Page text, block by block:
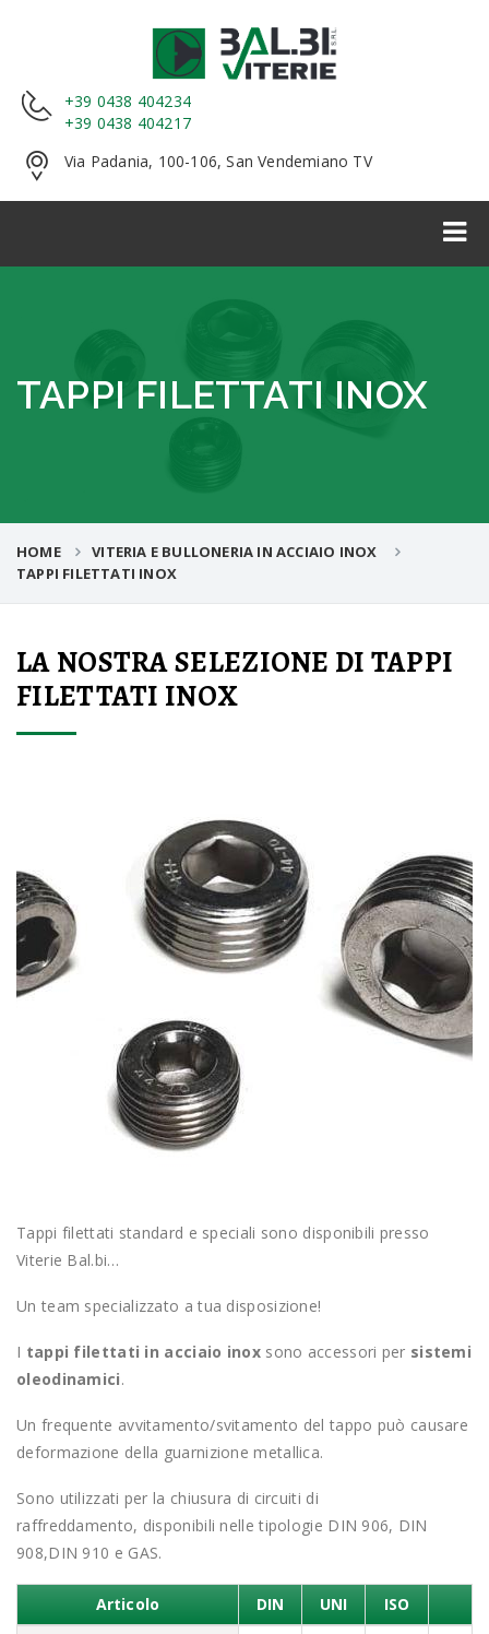
+39 0438 404234
+39 0438 404217
Via Padania, 100-106, San Vendemiano TV
TAPPI FILETTATI INOX
HOME
VITERIA E BULLONERIA IN ACCIAIO INOX
TAPPI FILETTATI INOX
LA NOSTRA SELEZIONE DI TAPPI
FILETTATI INOX
Tappi filettati standard e speciali sono disponibili presso
Viterie Bal.bi…
Un team specializzato a tua disposizione!
I tappi filettati in acciaio inoxsono accessori per sistemi
oleodinamici.
Un frequente avvitamento/svitamento del tappo può causare
deformazione della guarnizione metallica.
Sono utilizzati per la chiusura di circuiti di
raffreddamento, disponibili nelle tipologie DIN 906, DIN
908,DIN 910 e GAS.
Articolo DIN UNI
ISO